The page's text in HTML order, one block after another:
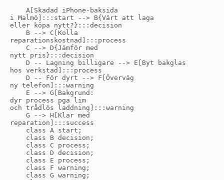
    A[Skadad iPhone-baksida
i Malmö]:::start --> B{Värt att laga
eller köpa nytt?}:::decision
    B --> C[Kolla
reparationskostnad]:::process
    C --> D{Jämför med
nytt pris}:::decision
    D -- Lagning billigare --> E[Byt bakglas
hos verkstad]:::process
    D -- För dyrt --> F[Överväg
ny telefon]:::warning
    E --> G[Bakgrund:
dyr process pga lim
och trådlös laddning]:::warning
    G --> H[Klar med
reparation]:::success
    class A start;
    class B decision;
    class C process;
    class D decision;
    class E process;
    class F warning;
    class G warning;